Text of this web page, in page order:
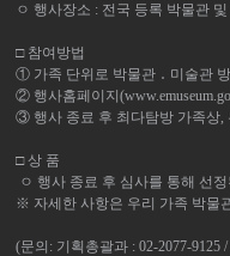
ㅇ 행사장소 : 전국 등록 박물관
□ 참여방법
① 가족 단위로 박물관 ․ 미술관
② 행사홈페이지(
③ 행사 종료 후 최다탐방 가족상,
□ 상 품
ㅇ 행사 종료 후 심사를 통해 선
※ 자세한 사항은 우리 가족 박물
(문의: 기획총괄과 : 02-2077-9125 /